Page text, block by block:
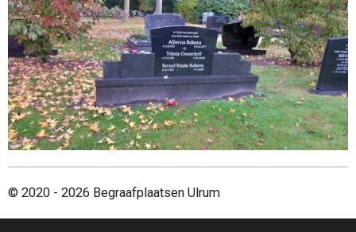
© 2020 - 2026 Begraafplaatsen Ulrum